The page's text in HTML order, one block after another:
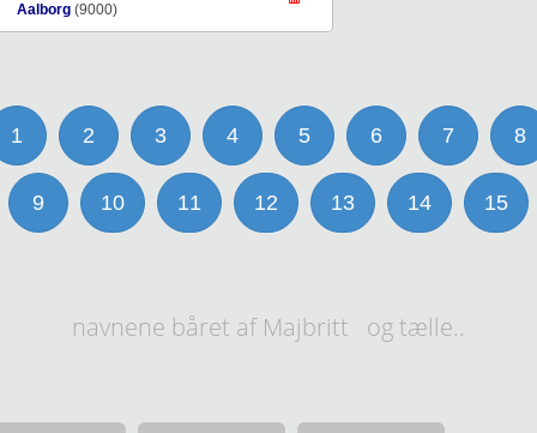
Aalborg (9000)
1 2 3 4 5 6 7 8
9 10 11 12 13 14 15
navnene båret af Majbritt og tælle..